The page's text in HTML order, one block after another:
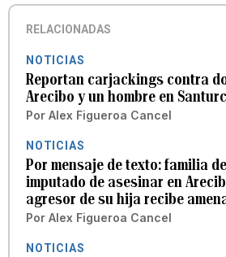
RELACIONADAS
NOTICIAS
Reportan carjackings contra
Arecibo y un hombre en
Por Alex Figueroa Cancel
NOTICIAS
Por mensaje de texto: familia
imputado de asesinar en
agresor de su hija recibe
Por Alex Figueroa Cancel
NOTICIAS